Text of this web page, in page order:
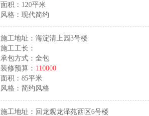
面积：120平米
风格：现代简约
施工地址：海淀清上园3号楼
施工工长：
承包方式：全包
装修预算： 110000
面积：85平米
风格：简约风格
施工地址：回龙观龙泽苑西区6号楼